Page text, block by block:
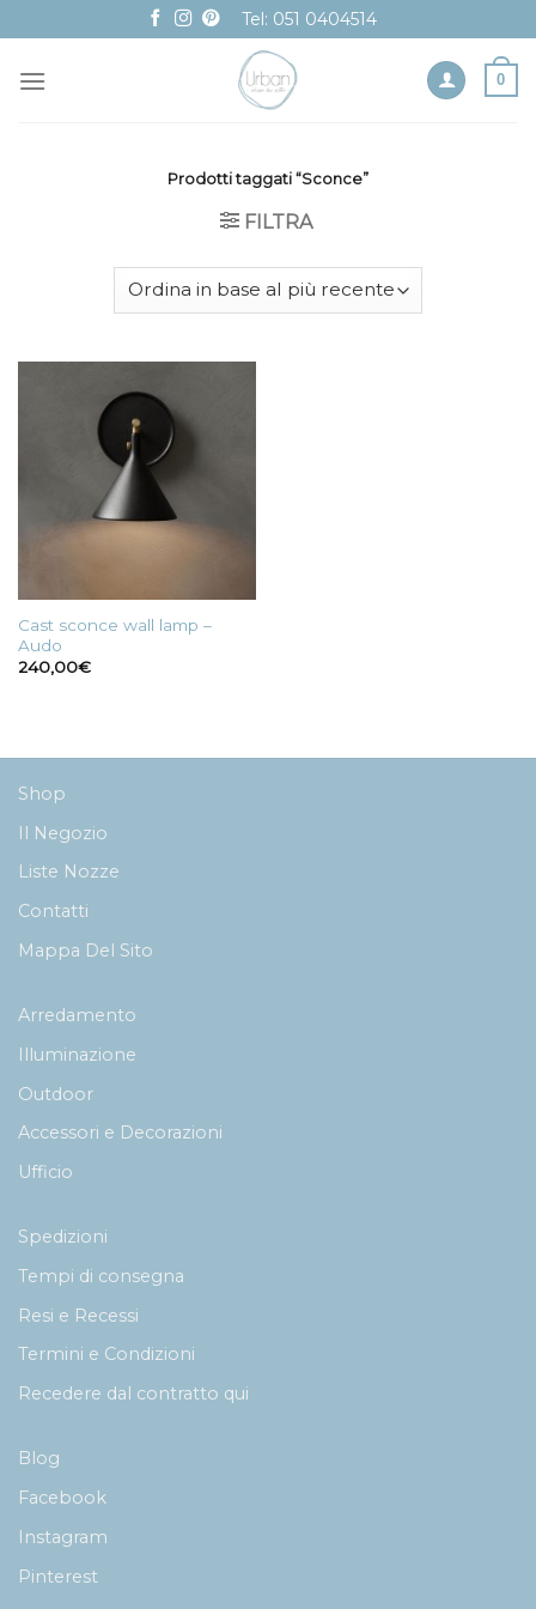
to
content
Tel: 051 0404514
0
Prodotti taggati “Sconce”
FILTRA
Cast sconce wall lamp –
Audo
240,00€
Shop
Il Negozio
Liste Nozze
Contatti
Mappa Del Sito
Arredamento
Illuminazione
Outdoor
Accessori e Decorazioni
Ufficio
Spedizioni
Tempi di consegna
Resi e Recessi
Termini e Condizioni
Recedere dal contratto qui
Blog
Facebook
Instagram
Pinterest